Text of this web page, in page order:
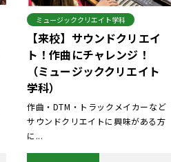
ミュージッククリエイト学科
【来校】サウンドクリエイ
ト！作曲にチャレンジ！
（ミュージッククリエイト
学科）
作曲・DTM・トラックメイカーなど
サウンドクリエイトに興味がある方
に...